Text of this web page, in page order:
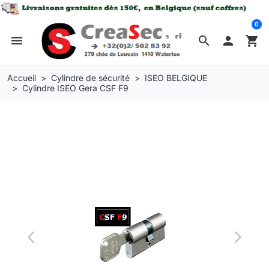
search
menu  shopping_cart
0
Accueil Cylindre de sécurité
ISEO BELGIQUE
Cylindre ISEO Gera CSF F9
Previous Next